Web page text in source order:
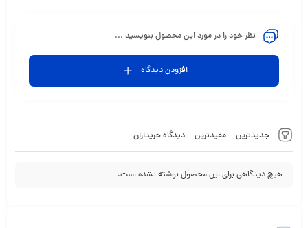
جدیدترین مفیدترین دیدگاه خریداران
هیچ دیدگاهی برای این محصول نوشته نشده است.
نظر خود را در مورد این محصول بنویسید ...
افزودن دیدگاه